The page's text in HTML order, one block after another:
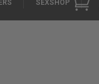
SEXSHOP